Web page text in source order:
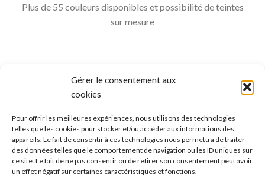
Gérer le consentement aux
cookies
Pour offrir les meilleures expériences, nous utilisons des technologies
telles que les cookies pour stocker et/ou accéder aux informations des
appareils. Le fait de consentir à ces technologies nous permettra de traiter
des données telles que le comportement de navigation ou les ID uniques sur
ce site. Le fait de ne pas consentir ou de retirer son consentement peut avoir
un effet négatif sur certaines caractéristiques et fonctions.
Plus de 55 couleurs disponibles et possibilité de teintes
sur mesure
ALLO BOX DÉCO
Une question ?